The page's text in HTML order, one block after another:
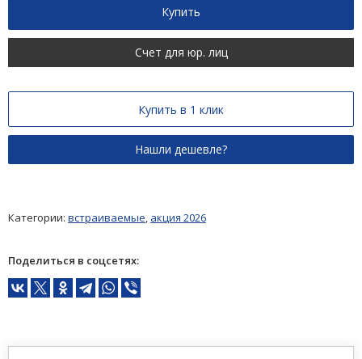
Купить
Счет для юр. лиц
Купить в 1 клик
Категории: встраиваемые акция 2026
Поделиться в соцсетях: